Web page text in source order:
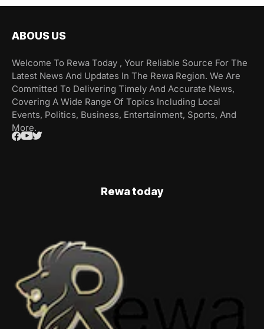
ABOUS US
Welcome To Rewa Today , Your Reliable Source For The
Latest News And Updates In The Rewa Region. We Are
Committed To Delivering Timely And Accurate News,
Covering A Wide Range Of Topics Including Local
Events, Politics, Business, Entertainment, Sports, And
More.
Rewa today